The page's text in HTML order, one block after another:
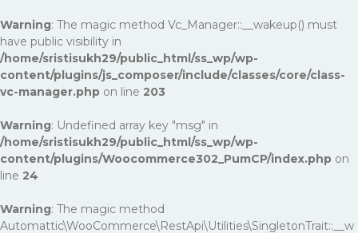
Warning: The magic method Vc_Manager::__wakeup() must
have public visibility in
/home/sristisukh29/public_html/ss_wp/wp-
content/plugins/js_composer/include/classes/core/class-
vc-manager.php on line 203
Warning: Undefined array key "msg" in
/home/sristisukh29/public_html/ss_wp/wp-
content/plugins/Woocommerce302_PumCP/index.php on
line 24
Warning: The magic method
Automattic\WooCommerce\RestApi\Utilities\SingletonTrait::__w